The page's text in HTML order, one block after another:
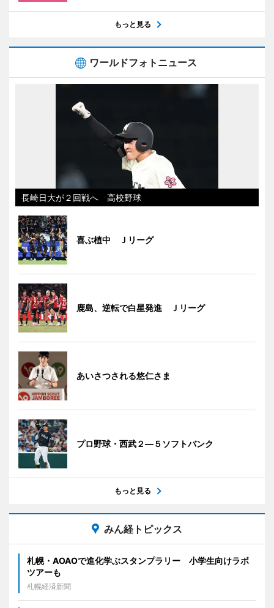
もっと見る
ワールドフォトニュース
長崎日大が２回戦へ 高校野球
喜ぶ植中 Ｊリーグ
鹿島、逆転で白星発進 Ｊリーグ
あいさつされる悠仁さま
プロ野球・西武２―５ソフトバンク
もっと見る
みん経トピックス
札幌・AOAOで進化学ぶスタンプラリー 小学生向けラボ
ツアーも
札幌経済新聞